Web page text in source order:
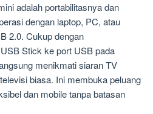
adalah portabilitasnya dan
dengan laptop, PC, atau
2.0. Cukup dengan
Stick ke port USB pada
menikmati siaran TV
biasa. Ini membuka peluang
dan mobile tanpa batasan